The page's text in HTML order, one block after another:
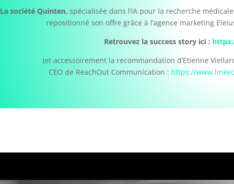
La société Quinten, spécialisée dans l’IA pour la recherche
repositionné son offre grâce à l’agence marketing
Retrouvez la success story ici :
(et accessoirement la recommandation d’Etienne
CEO de ReachOut Communication : https://